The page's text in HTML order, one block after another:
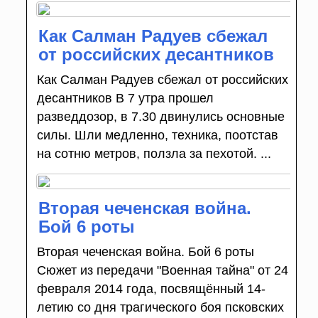
Как Салман Радуев сбежал
от российских десантников
Как Салман Радуев сбежал от российских
десантников В 7 утра прошел
разведдозор, в 7.30 двинулись ос­новные
силы. Шли медленно, техника, поотстав
на сотню метров, ползла за пехотой. ...
Вторая чеченская война.
Бой 6 роты
Вторая чеченская война. Бой 6 роты
Сюжет из передачи "Военная тайна" от 24
февраля 2014 года, посвящённый 14-
летию со дня трагического боя псковских